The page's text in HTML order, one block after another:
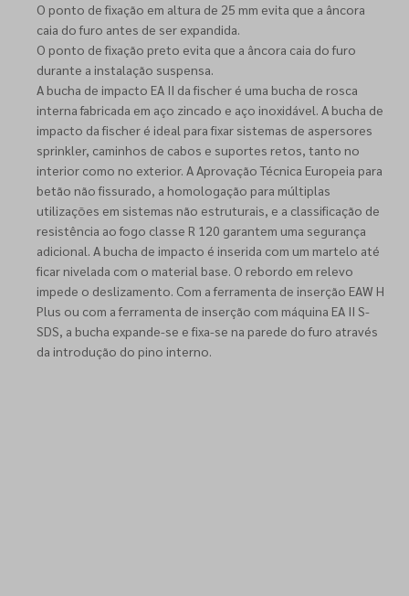
O ponto de fixação em altura de 25 mm evita que a âncora
caia do furo antes de ser expandida.
O ponto de fixação preto evita que a âncora caia do furo
durante a instalação suspensa.
A bucha de impacto EA II da fischer é uma bucha de rosca
interna fabricada em aço zincado e aço inoxidável. A bucha de
impacto da fischer é ideal para fixar sistemas de aspersores
sprinkler, caminhos de cabos e suportes retos, tanto no
interior como no exterior. A Aprovação Técnica Europeia para
betão não fissurado, a homologação para múltiplas
utilizações em sistemas não estruturais, e a classificação de
resistência ao fogo classe R 120 garantem uma segurança
adicional. A bucha de impacto é inserida com um martelo até
ficar nivelada com o material base. O rebordo em relevo
impede o deslizamento. Com a ferramenta de inserção EAW H
Plus ou com a ferramenta de inserção com máquina EA II S-
SDS, a bucha expande-se e fixa-se na parede do furo através
da introdução do pino interno.